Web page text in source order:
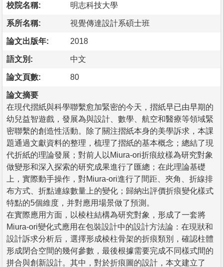
校院名稱: 明志科技大學
系所名稱: 視覺傳達設計系碩士班
論文出版年: 2018
語文別: 中文
論文頁數: 80
論文摘要
在現代摺紙與科學聯繫愈加緊密的今天，摺紙早已由早期的
幼兒益智遊戲，發展為與設計、數學、航空和醫療等領域緊
密聯繫的創造性活動。除了關注摺紙本身的美學訴求，本課
題通過文獻資料的整理，梳理了摺紙的基本概念；總結了現
代折紙的理論發展；對前人以Miura-ori折痕紋樣為研究對象
做變形和深入探索的研究成果進行了匯總；在此理論基礎
上，實際動手操作，對Miura-ori進行了間距、夾角、折線排
布方式、折點連線數量上的變化；歸納出評價折痕變化樣式
特點的5個維度，并對應用場景做了預測。
在實際應用方面，以棱柱結構為研究對象，形成了一套將
Miura-ori變化式應用在包裝設計中的設計方法論：在現狀和
設計訴求分析后，選擇形成棱柱骨架的折痕類別，確認柱體
形成閉合空間的幾何參數，最後根據需要完成不同樣式間的
拼合與創新設計。其中，對於折痕圖的設計，本文建立了